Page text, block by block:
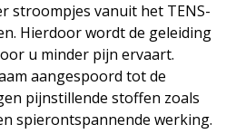
stroompjes vanuit het TENS-
Hierdoor wordt de geleiding
u minder pijn ervaart.
aangespoord tot de
pijnstillende stoffen zoals
spierontspannende werking.